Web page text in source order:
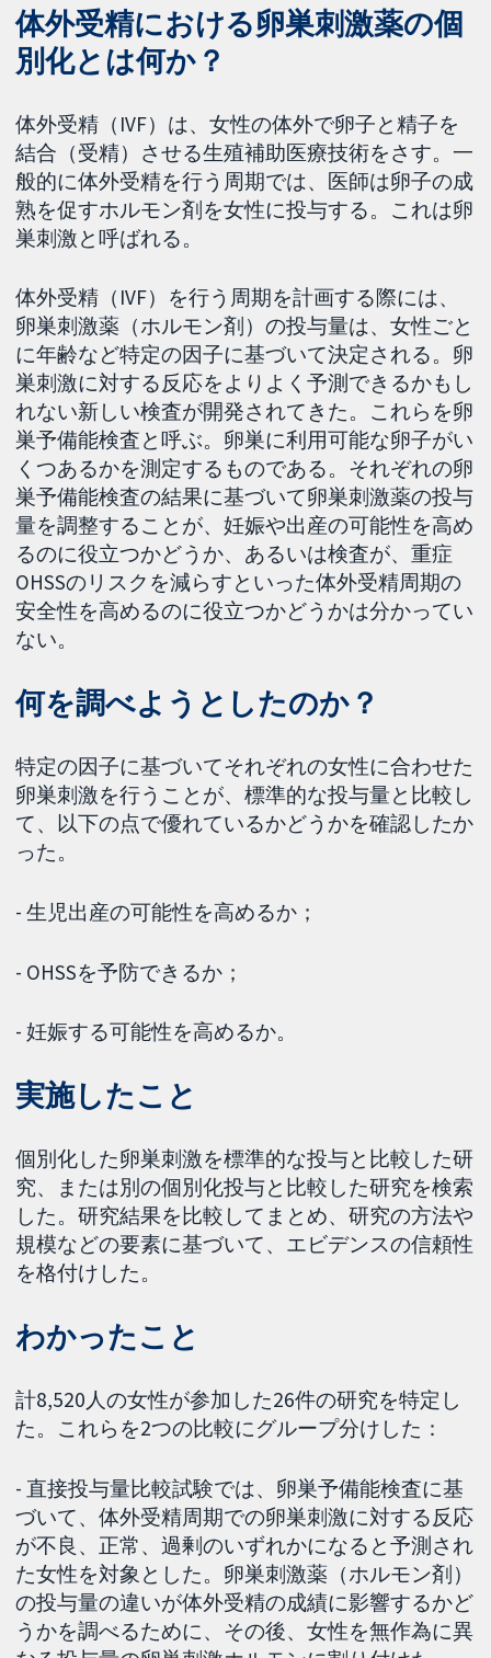
体外受精における卵巣刺激薬の個
別化とは何か？
体外受精（IVF）は、女性の体外で卵子と精子を
結合（受精）させる生殖補助医療技術をさす。一
般的に体外受精を行う周期では、医師は卵子の成
熟を促すホルモン剤を女性に投与する。これは卵
巣刺激と呼ばれる。
体外受精（IVF）を行う周期を計画する際には、
卵巣刺激薬（ホルモン剤）の投与量は、女性ごと
に年齢など特定の因子に基づいて決定される。卵
巣刺激に対する反応をよりよく予測できるかもし
れない新しい検査が開発されてきた。これらを卵
巣予備能検査と呼ぶ。卵巣に利用可能な卵子がい
くつあるかを測定するものである。それぞれの卵
巣予備能検査の結果に基づいて卵巣刺激薬の投与
量を調整することが、妊娠や出産の可能性を高め
るのに役立つかどうか、あるいは検査が、重症
OHSSのリスクを減らすといった体外受精周期の
安全性を高めるのに役立つかどうかは分かってい
ない。
何を調べようとしたのか？
特定の因子に基づいてそれぞれの女性に合わせた
卵巣刺激を行うことが、標準的な投与量と比較し
て、以下の点で優れているかどうかを確認したか
った。
- 生児出産の可能性を高めるか；
- OHSSを予防できるか；
- 妊娠する可能性を高めるか。
実施したこと
個別化した卵巣刺激を標準的な投与と比較した研
究、または別の個別化投与と比較した研究を検索
した。研究結果を比較してまとめ、研究の方法や
規模などの要素に基づいて、エビデンスの信頼性
を格付けした。
わかったこと
計8,520人の女性が参加した26件の研究を特定し
た。これらを2つの比較にグループ分けした：
- 直接投与量比較試験では、卵巣予備能検査に基
づいて、体外受精周期での卵巣刺激に対する反応
が不良、正常、過剰のいずれかになると予測され
た女性を対象とした。卵巣刺激薬（ホルモン剤）
の投与量の違いが体外受精の成績に影響するかど
うかを調べるために、その後、女性を無作為に異